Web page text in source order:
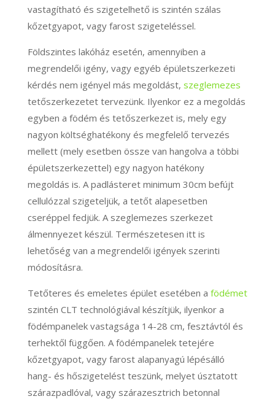
vastagítható és szigetelhető is szintén szálas
kőzetgyapot, vagy farost szigeteléssel.
Földszintes lakóház esetén, amennyiben a
megrendelői igény, vagy egyéb épületszerkezeti
kérdés nem igényel más megoldást, szeglemezes
tetőszerkezetet tervezünk. Ilyenkor ez a megoldás
egyben a födém és tetőszerkezet is, mely egy
nagyon költséghatékony és megfelelő tervezés
mellett (mely esetben össze van hangolva a többi
épületszerkezettel) egy nagyon hatékony
megoldás is. A padlásteret minimum 30cm befújt
cellulózzal szigeteljük, a tetőt alapesetben
cseréppel fedjük. A szeglemezes szerkezet
álmennyezet készül. Természetesen itt is
lehetőség van a megrendelői igények szerinti
módosításra.
Tetőteres és emeletes épület esetében a födémet
szintén CLT technológiával készítjük, ilyenkor a
födémpanelek vastagsága 14-28 cm, fesztávtól és
terhektől függően. A födémpanelek tetejére
kőzetgyapot, vagy farost alapanyagú lépésálló
hang- és hőszigetelést teszünk, melyet úsztatott
szárazpadlóval, vagy szárazesztrich betonnal